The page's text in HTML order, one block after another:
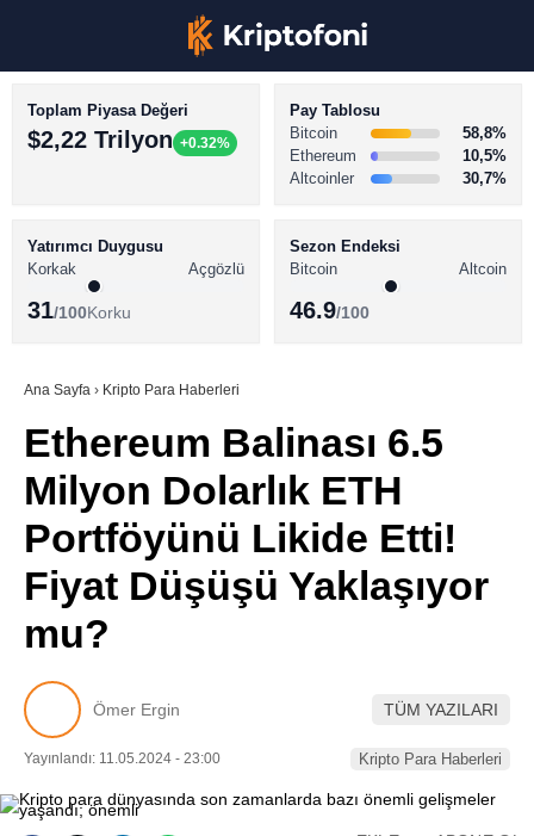
Youtube
TikTok
Telegram
BİTCOİN HABERLERİ
ALTCOİN HABERLERİ
SÖZLÜK
Toplam Piyasa Değeri
$2,22 Trilyon +0.32%
Pay Tablosu
Bitcoin
58,8%
Ethereum
10,5%
Altcoinler
30,7%
Yatırımcı Duygusu
Korkak
Açgözlü
31/100Korku
Sezon Endeksi
Bitcoin
Altcoin
46.9/100
Ana Sayfa › Kripto Para Haberleri
Ethereum Balinası 6.5
Milyon Dolarlık ETH
Portföyünü Likide Etti!
Fiyat Düşüşü Yaklaşıyor
mu?
Ömer Ergin TÜM YAZILARI
Yayınlandı: 11.05.2024 - 23:00 Kripto Para Haberleri